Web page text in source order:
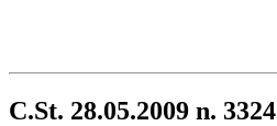
C.St. 28.05.2009 n. 3324